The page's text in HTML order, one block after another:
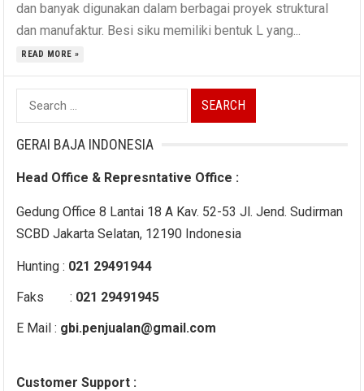
dan banyak digunakan dalam berbagai proyek struktural
dan manufaktur. Besi siku memiliki bentuk L yang...
READ MORE »
Search
for:
GERAI BAJA INDONESIA
Head Office & Represntative Office :
Gedung Office 8 Lantai 18 A Kav. 52-53 Jl. Jend. Sudirman
SCBD Jakarta Selatan, 12190 Indonesia
Hunting : 021 29491944
Faks : 021 29491945
E Mail : gbi.penjualan@gmail.com
Customer Support :